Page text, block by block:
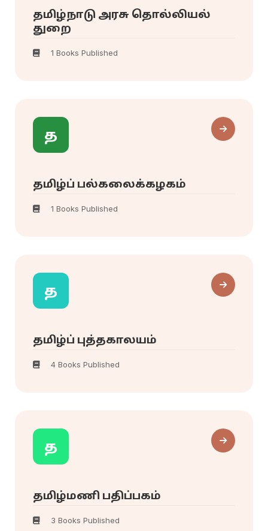
தமிழ்நாடு அரசு தொல்லியல்
துறை
1 Books Published
த
தமிழ்ப் பல்கலைக்கழகம்
1 Books Published
த
தமிழ்ப் புத்தகாலயம்
4 Books Published
த
தமிழ்மணி பதிப்பகம்
3 Books Published